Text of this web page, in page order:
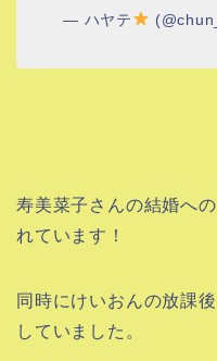
— ハヤテ
寿美菜子さんの結婚へ
れています！
同時にけいおんの放課
していました。